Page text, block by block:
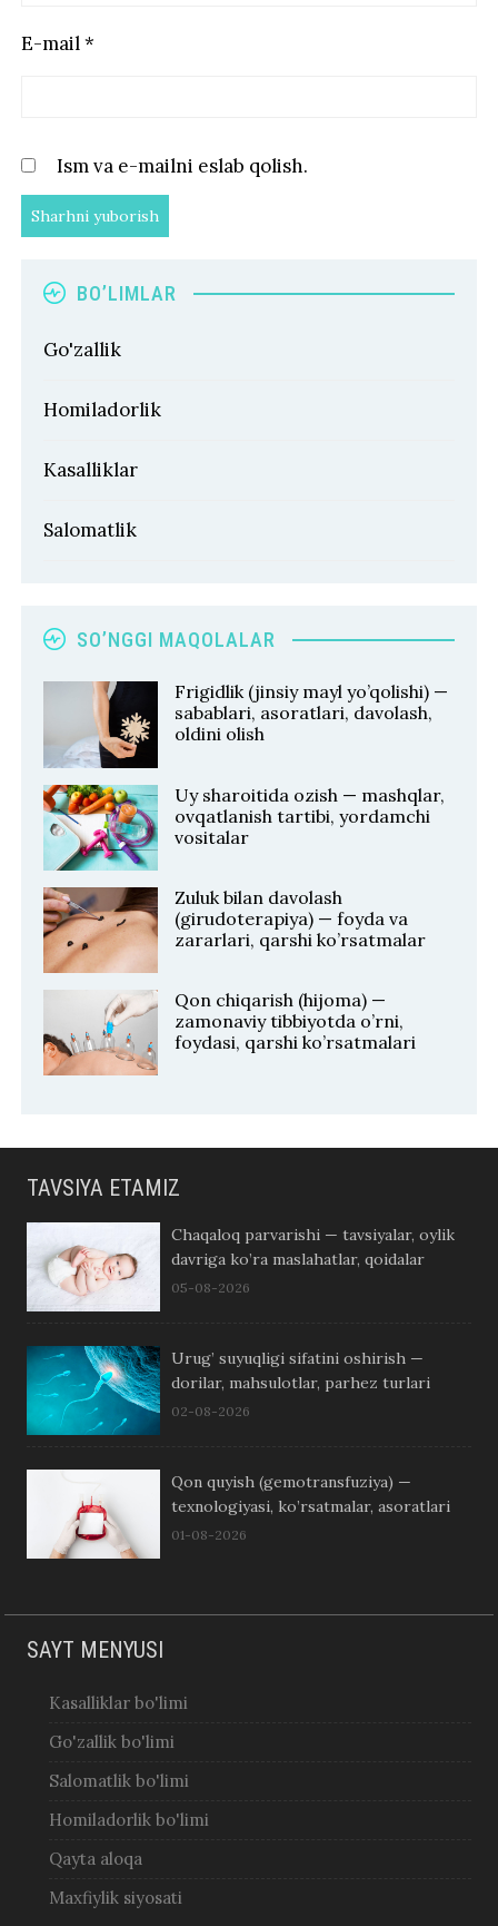
E-mail*
Ism va e-mailni eslab qolish.
BO’LIMLAR
Go'zallik
Homiladorlik
Kasalliklar
Salomatlik
SO’NGGI MAQOLALAR
Frigidlik (jinsiy mayl yo’qolishi) —
sabablari, asoratlari, davolash,
oldini olish
Uy sharoitida ozish — mashqlar,
ovqatlanish tartibi, yordamchi
vositalar
Zuluk bilan davolash
(girudoterapiya) — foyda va
zararlari, qarshi ko’rsatmalar
Qon chiqarish (hijoma) —
zamonaviy tibbiyotda o’rni,
foydasi, qarshi ko’rsatmalari
TAVSIYA ETAMIZ
Chaqaloq parvarishi — tavsiyalar, oylik
davriga ko’ra maslahatlar, qoidalar
05-08-2026
Urug’ suyuqligi sifatini oshirish —
dorilar, mahsulotlar, parhez turlari
02-08-2026
Qon quyish (gemotransfuziya) —
texnologiyasi, ko’rsatmalar, asoratlari
01-08-2026
SAYT MENYUSI
Kasalliklar bo'limi
Go'zallik bo'limi
Salomatlik bo'limi
Homiladorlik bo'limi
Qayta aloqa
Maxfiylik siyosati